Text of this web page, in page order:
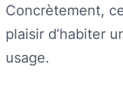
Concrètement,
plaisir d’habiter
usage.